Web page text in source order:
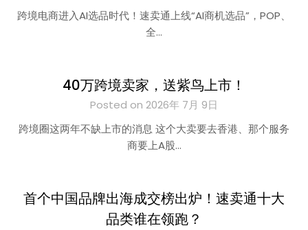
跨境电商进入AI选品时代！速卖通上线“AI商机选品”，POP、
全…
40万跨境卖家，送紫鸟上市！
Posted on 2026年 7月 9日
跨境圈这两年不缺上市的消息 这个大卖要去香港、那个服务
商要上A股…
首个中国品牌出海成交榜出炉！速卖通十大
品类谁在领跑？